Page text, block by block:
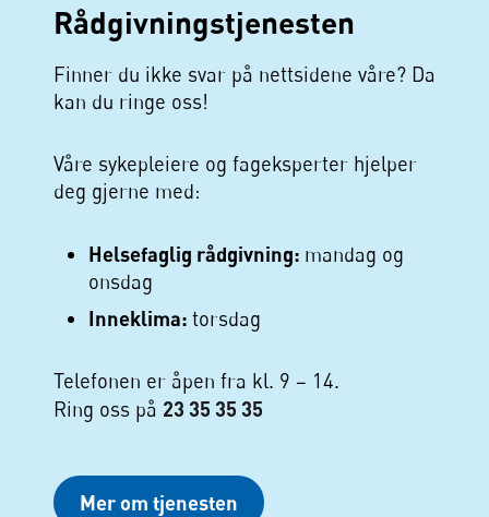
Rådgivningstjenesten
Finner du ikke svar på nettsidene våre? Da
kan du ringe oss!
Våre sykepleiere og fageksperter hjelper
deg gjerne med:
Helsefaglig rådgivning: mandag og
onsdag
Inneklima: torsdag
Telefonen er åpen fra kl. 9 – 14.
Ring oss på 23 35 35 35
Mer om tjenesten